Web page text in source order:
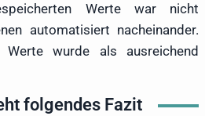
Werte war nicht
automatisiert nacheinander.
Werte wurde als ausreichend
folgendes Fazit